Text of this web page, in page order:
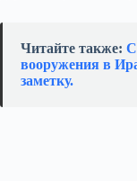
Читайте также:
вооружения в
заметку.